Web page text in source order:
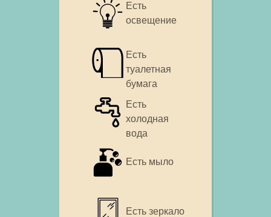
Есть
освещение
Есть
туалетная
бумага
Есть
холодная
вода
Есть мыло
Есть зеркало